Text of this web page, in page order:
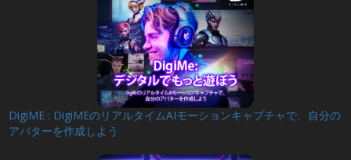
DigiME : DigiMEのリアルタイムAIモーションキャプチャで、自分の
アバターを作成しよう